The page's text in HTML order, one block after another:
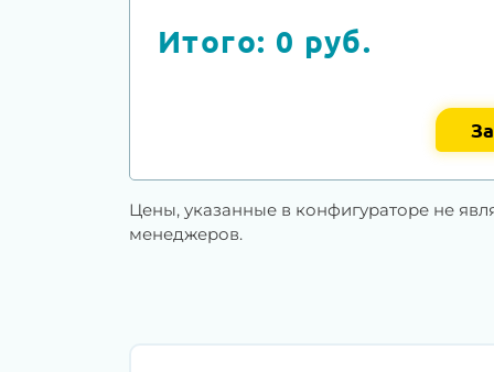
Итого: 0 руб.
Цены, указанные в конфигураторе не
менеджеров.